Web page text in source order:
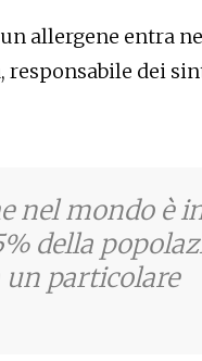
allergene entra
dei
nel mondo è
della
un particolare